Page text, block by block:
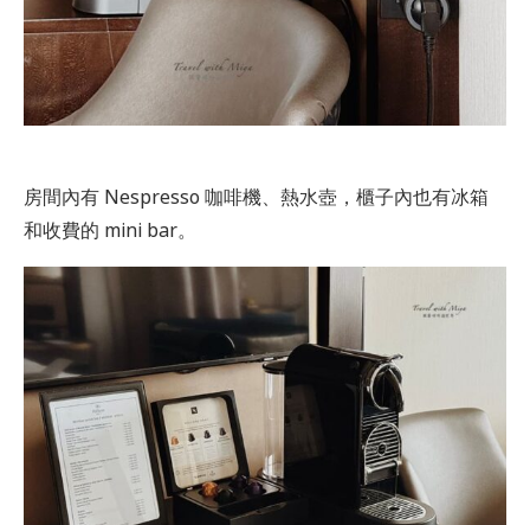
房間內有 Nespresso 咖啡機、熱水壺，櫃子內也有冰箱
和收費的 mini bar。